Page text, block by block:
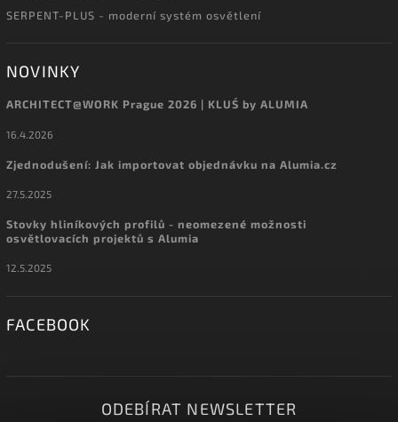
SERPENT-PLUS - moderní systém osvětlení
NOVINKY
ARCHITECT@WORK Prague 2026 | KLUŚ by ALUMIA
16.4.2026
Zjednodušení: Jak importovat objednávku na Alumia.cz
27.5.2025
Stovky hliníkových profilů - neomezené možnosti
osvětlovacích projektů s Alumia
12.5.2025
FACEBOOK
ODEBÍRAT NEWSLETTER